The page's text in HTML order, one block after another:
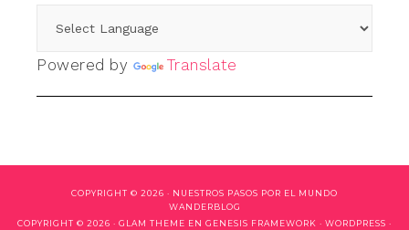
Powered by Translate
COPYRIGHT © 2026 · NUESTROS PASOS POR EL MUNDO
WANDERBLOG
COPYRIGHT © 2026 · GLAM THEME EN GENESIS FRAMEWORK · WORDPRESS ·